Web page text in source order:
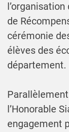
de
cérémonie
élèves des
département.
l’Honorable
engagement